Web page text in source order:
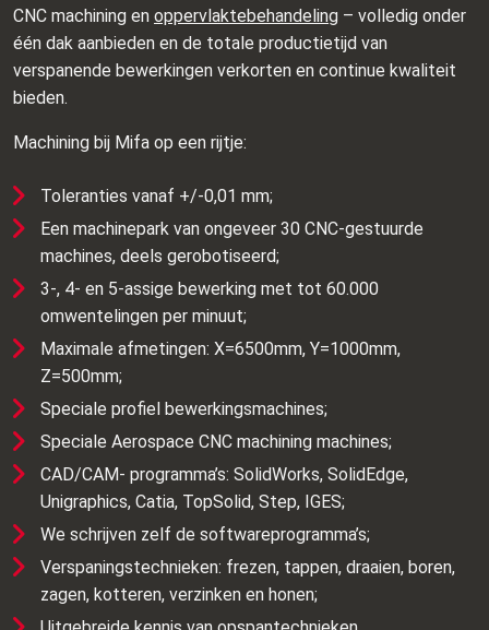
CNC machining en oppervlaktebehandeling – volledig onder
één dak aanbieden en de totale productietijd van
verspanende bewerkingen verkorten en continue kwaliteit
bieden.
Machining bij Mifa op een rijtje:
Toleranties vanaf +/-0,01 mm;
Een machinepark van ongeveer 30 CNC-gestuurde
machines, deels gerobotiseerd;
3-, 4- en 5-assige bewerking met tot 60.000
omwentelingen per minuut;
Maximale afmetingen: X=6500mm, Y=1000mm,
Z=500mm;
Speciale profiel bewerkingsmachines;
Speciale Aerospace CNC machining machines;
CAD/CAM- programma’s: SolidWorks, SolidEdge,
Unigraphics, Catia, TopSolid, Step, IGES;
We schrijven zelf de softwareprogramma’s;
Verspaningstechnieken: frezen, tappen, draaien, boren,
zagen, kotteren, verzinken en honen;